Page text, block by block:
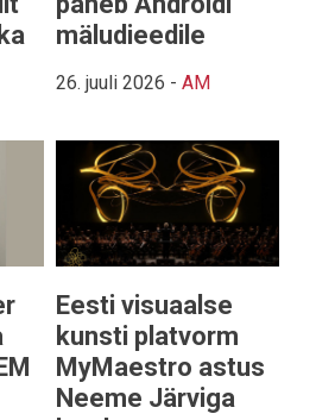
mäludieedile
26. juuli 2026 - AM
Eesti visuaalse
kunsti platvorm
MyMaestro astus
Neeme Järviga